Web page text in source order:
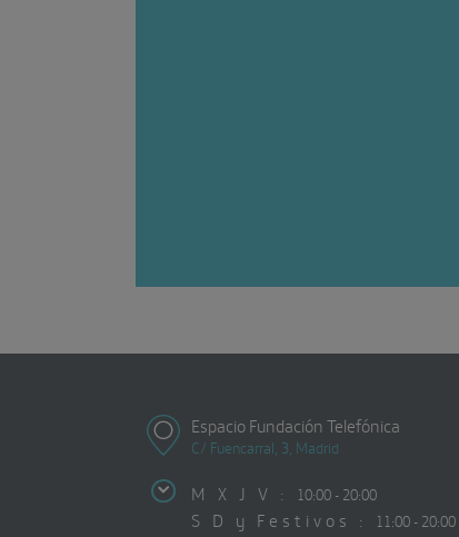
Espacio Fundación Telefónica
C/ Fuencarral, 3, Madrid
M X J V : 10:00 - 20:00
S D y Festivos : 11:00 - 20:00